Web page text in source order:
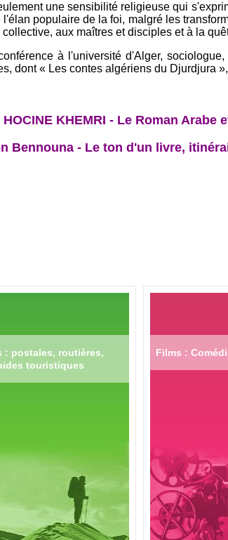
une sensibilité religieuse qui
populaire de la foi, malgré les
aux maîtres et disciples et à la
à l'université d'Alger,
dont « Les contes algériens du Djurdjura
HOCINE KHEMRI - Le Roman Arabe
Bennouna - Le ton d'un livre,
: postales, routières,
touristiques
Films :